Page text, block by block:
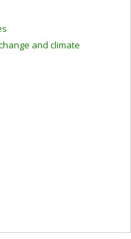
and climate